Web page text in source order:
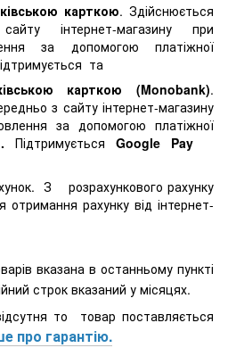
карткою. Здійснюється
інтернет-магазину при
за допомогою платіжної
та
карткою (Monobank).
з сайту інтернет-магазину
за допомогою платіжної
.Підтримується Google Pay
З розрахункового рахунку
отримання рахунку від інтернет-
вказана в останньому пункті
строк вказаний у місяцях.
то товар поставляється
про гарантію.